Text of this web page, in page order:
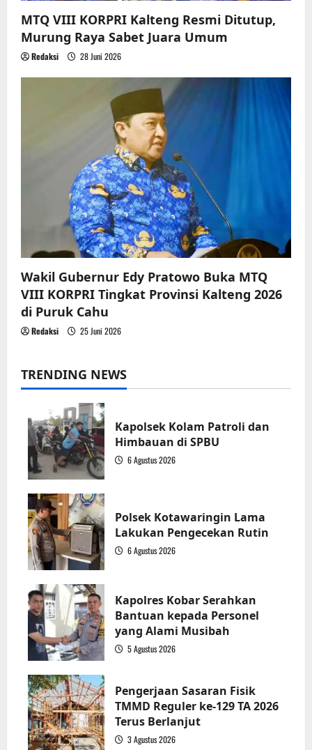
MTQ VIII KORPRI Kalteng Resmi Ditutup,
Murung Raya Sabet Juara Umum
Redaksi 28 Juni 2026
Wakil Gubernur Edy Pratowo Buka MTQ
VIII KORPRI Tingkat Provinsi Kalteng 2026
di Puruk Cahu
Redaksi 25 Juni 2026
TRENDING NEWS
Kapolsek Kolam Patroli dan
Himbauan di SPBU
6 Agustus 2026
Polsek Kotawaringin Lama
Lakukan Pengecekan Rutin
6 Agustus 2026
Kapolres Kobar Serahkan
Bantuan kepada Personel
yang Alami Musibah
5 Agustus 2026
Pengerjaan Sasaran Fisik
TMMD Reguler ke-129 TA 2026
Terus Berlanjut
3 Agustus 2026